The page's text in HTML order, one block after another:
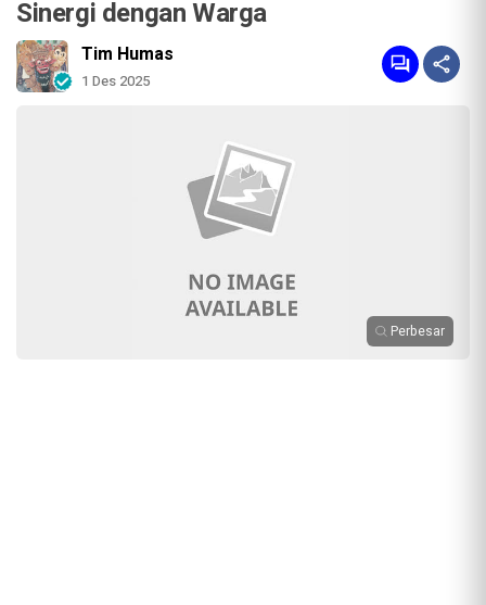
Sinergi dengan Warga
Tim Humas
1 Des 2025
Perbesar